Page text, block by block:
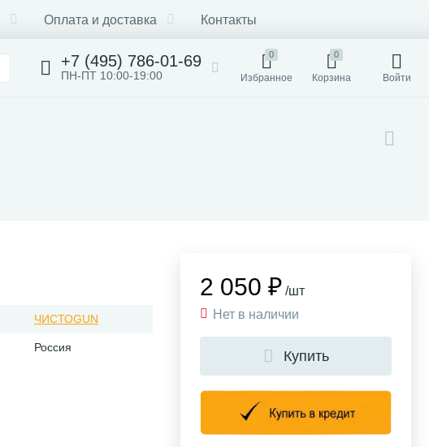
Оплата и доставка Контакты
+7 (495) 786-01-69
ПН-ПТ 10:00-19:00
0
Избранное
0
Корзина Войти
ЧИСТОGUN
Россия
2 050 ₽ /шт
Нет в наличии
Купить